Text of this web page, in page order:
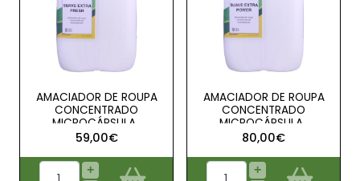
AMACIADOR DE ROUPA
CONCENTRADO
MICROCÁPSULA..
59,00€
+
AMACIADOR DE ROUPA
CONCENTRADO
MICROCÁPSULA..
80,00€
+